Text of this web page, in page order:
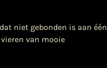
niet gebonden is aan één
van mooie